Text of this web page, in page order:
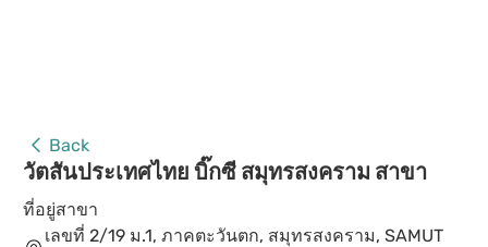
Back
วัตสันประเทศไทย บิ๊กซี สมุทรสงคราม สาขา
ที่อยู่สาขา
เลขที่ 2/19 ม.1, ภาคตะวันตก, สมุทรสงคราม, SAMUT